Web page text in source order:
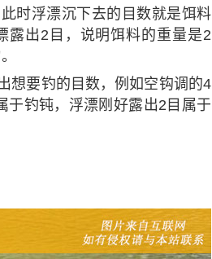
时浮漂沉下去的目数就是饵料
露出2目，说明饵料的重量是2
想要钓的目数，例如空钩调的4
于钓钝，浮漂刚好露出2目属于